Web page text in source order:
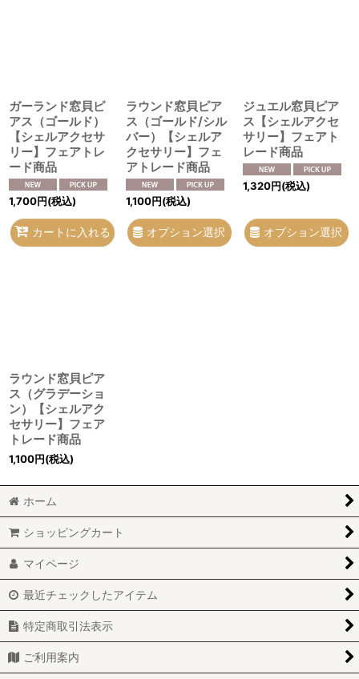
ガーランド窓貝ピ
アス（ゴールド）
【シェルアクセサ
リー】フェアトレ
ード商品
1,700円(税込)
カートに入れる
ラウンド窓貝ピア
ス（ゴールド/シル
バー）【シェルア
クセサリー】フェ
アトレード商品
1,100円(税込)
オプション選択
ジュエル窓貝ピア
ス【シェルアクセ
サリー】フェアト
レード商品
1,320円(税込)
オプション選択
ラウンド窓貝ピア
ス（グラデーショ
ン）【シェルアク
セサリー】フェア
トレード商品
1,100円(税込)
ホーム
ショッピングカート
マイページ
最近チェックしたアイテム
特定商取引法表示
ご利用案内